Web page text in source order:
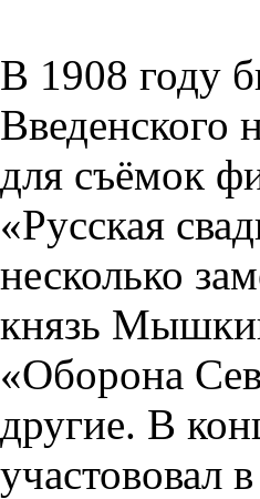
В 1908 году
Введенского
для съёмок
«Русская
несколько
князь
«Оборона
другие. В
участововал